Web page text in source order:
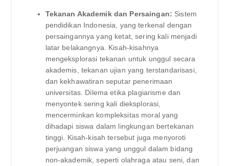
Tekanan Akademik dan Persaingan: Sistem
pendidikan Indonesia, yang terkenal dengan
persaingannya yang ketat, sering kali menjadi
latar belakangnya. Kisah-kisahnya
mengeksplorasi tekanan untuk unggul secara
akademis, tekanan ujian yang terstandarisasi,
dan kekhawatiran seputar penerimaan
universitas. Dilema etika plagiarisme dan
menyontek sering kali dieksplorasi,
mencerminkan kompleksitas moral yang
dihadapi siswa dalam lingkungan bertekanan
tinggi. Kisah-kisah tersebut juga menyoroti
perjuangan siswa yang unggul dalam bidang
non-akademik, seperti olahraga atau seni, dan